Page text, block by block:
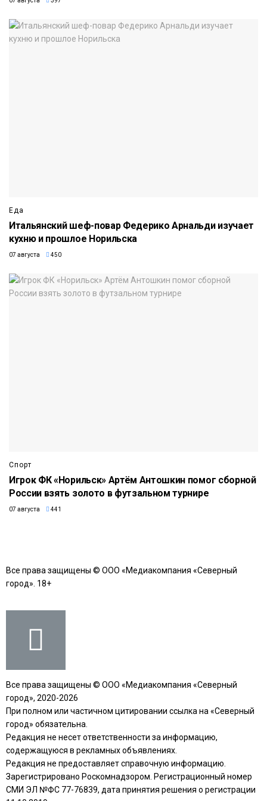
Еда
Итальянский шеф-повар Федерико Арнальди изучает
кухню и прошлое Норильска
07 августа 450
Спорт
Игрок ФК «Норильск» Артём Антошкин помог сборной
России взять золото в футзальном турнире
07 августа 441
Все права защищены © ООО «Медиакомпания «Северный
город». 18+
Все права защищены © ООО «Медиакомпания «Северный
город», 2020-2026
При полном или частичном цитировании ссылка на «Северный
город» обязательна.
Редакция не несет ответственности за информацию,
содержащуюся в рекламных объявлениях.
Редакция не предоставляет справочную информацию.
Зарегистрировано Роскомнадзором. Регистрационный номер
СМИ ЭЛ №ФС 77-76839, дата принятия решения о регистрации